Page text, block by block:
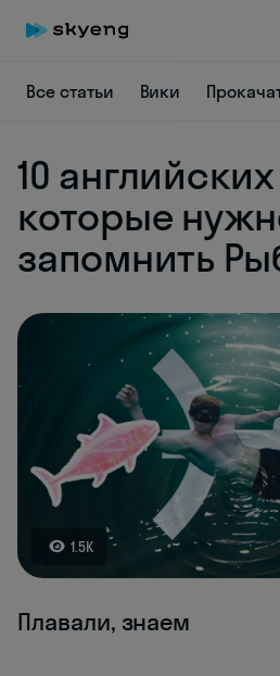
Все статьи Вики
10
которые
запомнить
1.5K
Плавали, знаем
Skyeng Chat
online